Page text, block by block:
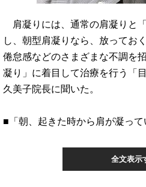
肩凝りには、通常の肩凝りと
し、朝型肩凝りなら、放ってお
倦怠感などのさまざまな不調を
凝り」に着目して治療を行う「
久美子院長に聞いた。
■「朝、起きた時から肩が凝っ
全文表示